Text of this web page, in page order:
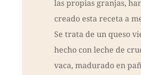
las propias granjas,
creado esta receta a
Se trata de un queso
hecho con leche de
vaca, madurado en